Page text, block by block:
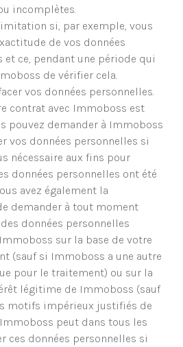
incomplètes.
si, par exemple, vous
de vos données
et ce, pendant une période qui
de vérifier cela.
vos données personnelles.
contrat avec Immoboss est
pouvez demander à Immoboss
vos données personnelles si
nécessaire aux fins pour
données personnelles ont été
avez également la
demander à tout moment
données personnelles
sur la base de votre
(sauf si Immoboss a une autre
pour le traitement) ou sur la
légitime de Immoboss (sauf
motifs impérieux justifiés de
peut dans tous les
ces données personnelles si